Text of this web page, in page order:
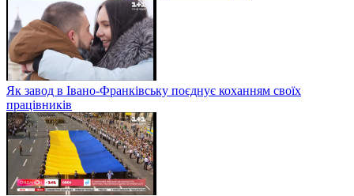
Як завод в Івано-Франківську поєднує коханням своїх
працівників